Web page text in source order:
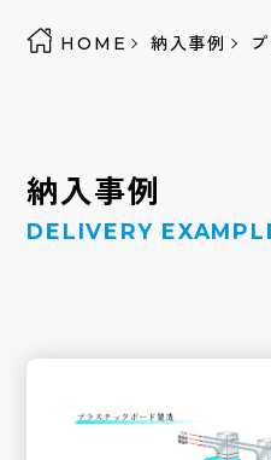
HOME 納入事例
納入事例
DELIVERY